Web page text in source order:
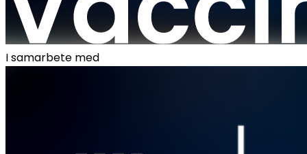
I samarbete med